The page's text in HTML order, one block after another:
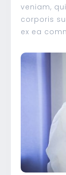
veniam,
corporis
ex ea